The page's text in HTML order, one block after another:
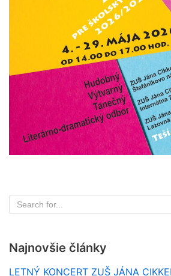
Najnovšie články
LETNÝ KONCERT ZUŠ JÁNA